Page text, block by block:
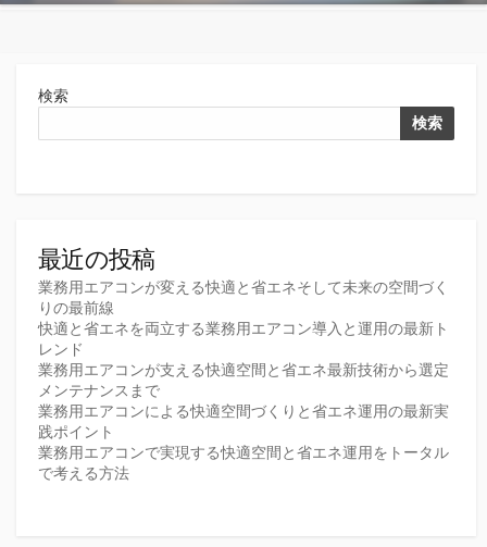
検索
検索
最近の投稿
業務用エアコンが変える快適と省エネそして未来の空間づく
りの最前線
快適と省エネを両立する業務用エアコン導入と運用の最新ト
レンド
業務用エアコンが支える快適空間と省エネ最新技術から選定
メンテナンスまで
業務用エアコンによる快適空間づくりと省エネ運用の最新実
践ポイント
業務用エアコンで実現する快適空間と省エネ運用をトータル
で考える方法